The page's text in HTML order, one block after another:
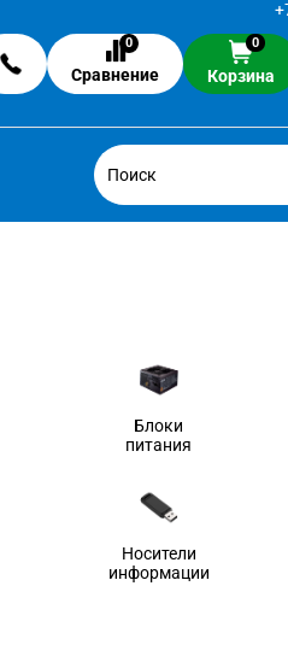
0
Сравнение
0
Корзина
Блоки
питания
Носители
информации